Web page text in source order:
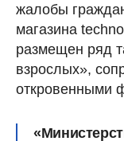
жалобы
магазина
размещен ряд
взрослых»,
откровенными